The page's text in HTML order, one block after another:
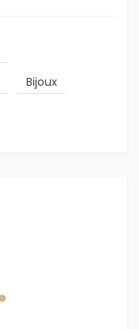
Bijoux